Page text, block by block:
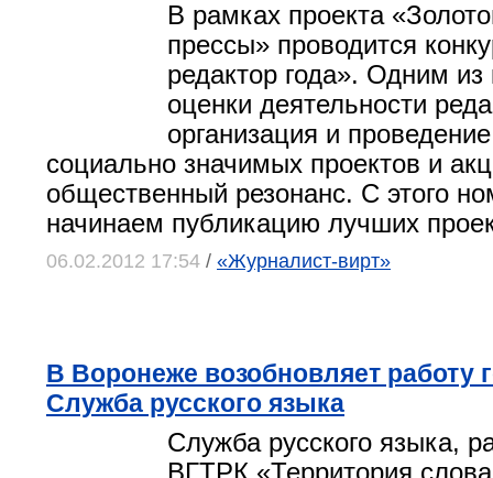
В рамках проекта
прессы» проводится
редактор года». Одним из
оценки деятельности
организация и
социально значимых проектов и
общественный резонанс. С этого
начинаем публикацию лучших
06.02.2012 17:54 / «Журналист-вирт»
В Воронеже возобновляет работу
Служба русского языка
Служба русского языка,